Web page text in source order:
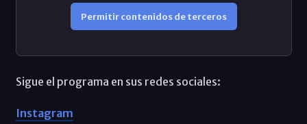
Permitir contenidos de terceros
Sigue el programa en sus redes sociales:
Instagram